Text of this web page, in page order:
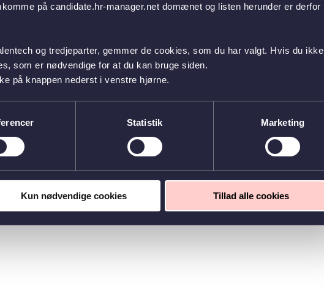
på candidate.hr-manager.net domænet og listen herunder er derfor
og tredjeparter, gemmer de cookies, som du har valgt. Hvis du ikke
som er nødvendige for at du kan bruge siden.
på knappen nederst i venstre hjørne.
Statistik Marketing
Kun nødvendige cookies Tillad alle cookies